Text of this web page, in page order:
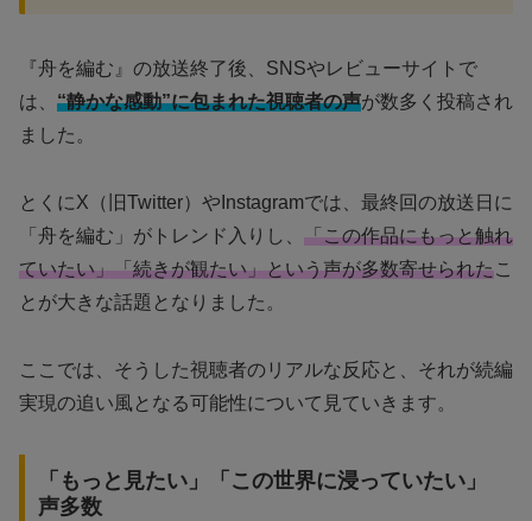
『舟を編む』の放送終了後、SNSやレビューサイトで
は、 “静かな感動”に包まれた視聴者の声が数多く投稿され
ました。
とくにX（旧Twitter）やInstagramでは、最終回の放送日に
「舟を編む」がトレンド入りし、 「この作品にもっと触れ
ていたい」「続きが観たい」という声が多数寄せられたこ
とが大きな話題となりました。
ここでは、そうした視聴者のリアルな反応と、それが続編
実現の追い風となる可能性について見ていきます。
「もっと見たい」「この世界に浸っていたい」
声多数